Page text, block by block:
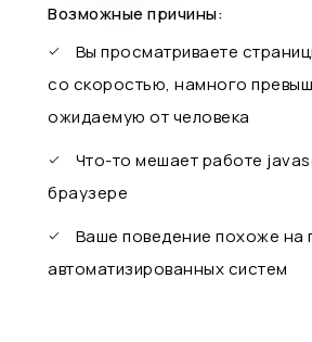
Возможные причины:
Вы просматриваете
со скоростью, намного
ожидаемую от человека
Что-то мешает работе
браузере
Ваше поведение похоже на
автоматизированных систем